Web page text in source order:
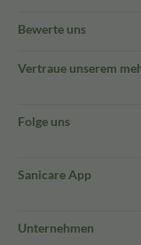
Bewerte uns
Vertraue unserem
Folge uns
Sanicare App
Unternehmen